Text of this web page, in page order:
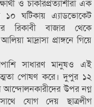
ঘটিকায় এ্যাডভোকেট
রিকাবী বাজার থেকে
মাদ্রাসা প্রাঙ্গনে গিয়ে
সাধারণ মানুষও এই
পোষণ করে। দুপুর ১২
উপর নগ্ন
যোগ দেয় ছাত্রলীগ